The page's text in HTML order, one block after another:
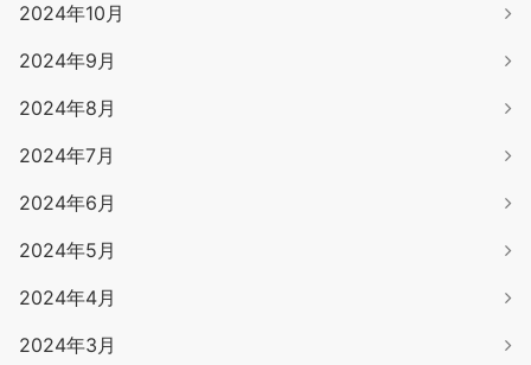
2024年10月
2024年9月
2024年8月
2024年7月
2024年6月
2024年5月
2024年4月
2024年3月